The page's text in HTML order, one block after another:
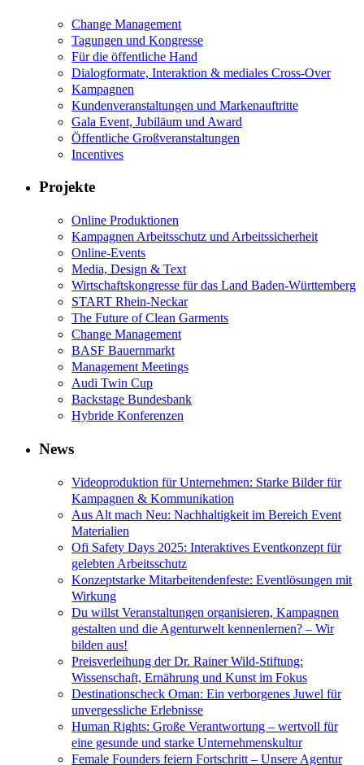
Change Management
Tagungen und Kongresse
Für die öffentliche Hand
Dialogformate, Interaktion & mediales Cross-Over
Kampagnen
Kundenveranstaltungen und Markenauftritte
Gala Event, Jubiläum und Award
Öffentliche Großveranstaltungen
Incentives
Projekte
Online Produktionen
Kampagnen Arbeitsschutz und Arbeitssicherheit
Online-Events
Media, Design & Text
Wirtschaftskongresse für das Land Baden-Württemberg
START Rhein-Neckar
The Future of Clean Garments
Change Management
BASF Bauernmarkt
Management Meetings
Audi Twin Cup
Backstage Bundesbank
Hybride Konferenzen
News
Videoproduktion für Unternehmen: Starke Bilder für
Kampagnen & Kommunikation
Aus Alt mach Neu: Nachhaltigkeit im Bereich Event
Materialien
Ofi Safety Days 2025: Interaktives Eventkonzept für
gelebten Arbeitsschutz
Konzeptstarke Mitarbeitendenfeste: Eventlösungen mit
Wirkung
Du willst Veranstaltungen organisieren, Kampagnen
gestalten und die Agenturwelt kennenlernen? – Wir
bilden aus!
Preisverleihung der Dr. Rainer Wild-Stiftung:
Wissenschaft, Ernährung und Kunst im Fokus
Destinationscheck Oman: Ein verborgenes Juwel für
unvergessliche Erlebnisse
Human Rights: Große Verantwortung – wertvoll für
eine gesunde und starke Unternehmenskultur
Female Founders feiern Fortschritt – Unsere Agentur